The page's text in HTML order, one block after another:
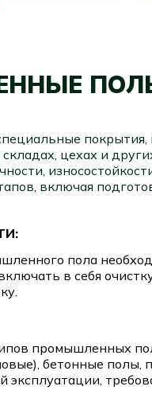
покрытия,
цехах и
включая
пола
в себя
промышленных
бетонные полы,
эксплуатации,